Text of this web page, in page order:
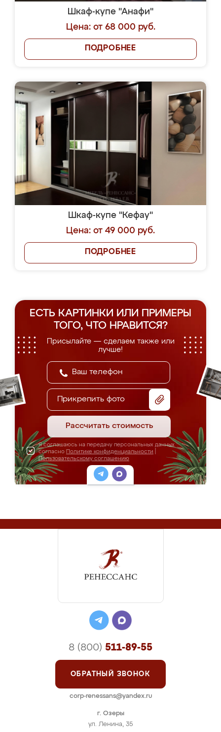
Шкаф-купе "Анафи"
Цена: от 68 000 руб.
ПОДРОБНЕЕ
Шкаф-купе "Кефау"
Цена: от 49 000 руб.
ПОДРОБНЕЕ
ЕСТЬ КАРТИНКИ ИЛИ ПРИМЕРЫ
ТОГО, ЧТО НРАВИТСЯ?
Присылайте — сделаем также или
лучше!
Прикрепить фото
Рассчитать стоимость
Я соглашаюсь на передачу персональных данных
согласно Политике конфиденциальности
Пользовательскому соглашению
г. Озеры
ул. Ленина, 35
8 (800) 511-89-55
ОБРАТНЫЙ ЗВОНОК
corp-renessans@yandex.ru